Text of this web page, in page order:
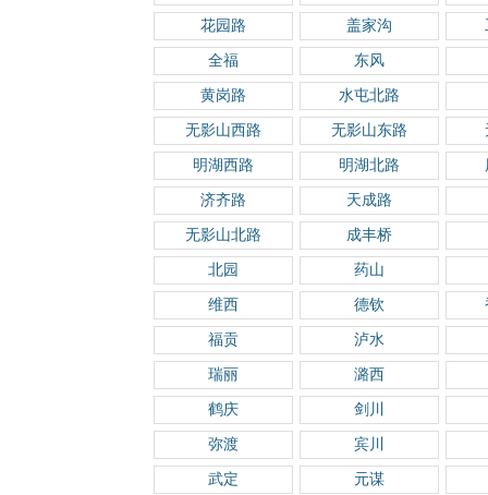
花园路 盖家沟
全福 东风
黄岗路 水屯北路
无影山西路 无影山东路
明湖西路 明湖北路
济齐路 天成路
无影山北路 成丰桥
北园 药山
维西 德钦
福贡 泸水
瑞丽 潞西
鹤庆 剑川
弥渡 宾川
武定 元谋